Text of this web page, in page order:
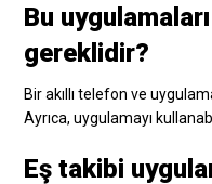
Bu
gereklidir?
Bir akıllı telefon ve
Ayrıca, uygulamayı
Eş takibi